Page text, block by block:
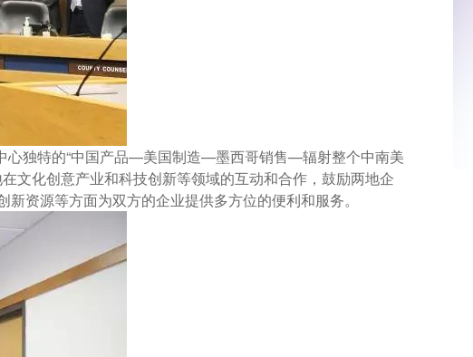
独特的“中国产品—美国制造—墨西哥销售—辐射整个中南美
文化创意产业和科技创新等领域的互动和合作，鼓励两地企
资源等方面为双方的企业提供多方位的便利和服务。